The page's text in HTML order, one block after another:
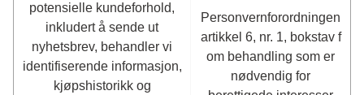
potensielle kundeforhold,
inkludert å sende ut
nyhetsbrev, behandler vi
identifiserende informasjon,
kjøpshistorikk og
Personvernforordningen
artikkel 6, nr. 1, bokstav f
om behandling som er
nødvendig for